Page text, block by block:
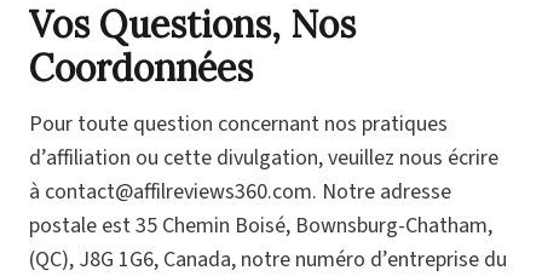
Vos Questions, Nos
Coordonnées
Pour toute question concernant nos pratiques
d’affiliation ou cette divulgation, veuillez nous écrire
à contact@affilreviews360.com. Notre adresse
postale est 35 Chemin Boisé, Bownsburg-Chatham,
(QC), J8G 1G6, Canada, notre numéro d’entreprise du